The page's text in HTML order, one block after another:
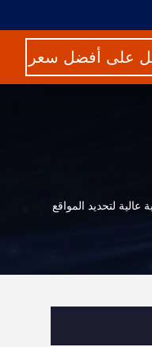
على أفضل سعر